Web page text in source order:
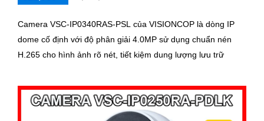
Camera VSC-IP0340RAS-PSL của VISIONCOP là dòng IP
dome cố định với độ phân giải 4.0MP sử dụng chuẩn nén
H.265 cho hình ảnh rõ nét, tiết kiệm dung lượng lưu trữ